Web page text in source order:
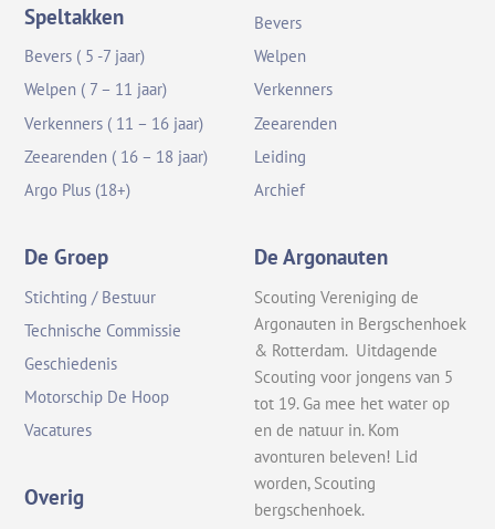
Speltakken
Bevers ( 5 -7 jaar)
Welpen ( 7 – 11 jaar)
Verkenners ( 11 – 16 jaar)
Zeearenden ( 16 – 18 jaar)
Argo Plus (18+)
Bevers
Welpen
Verkenners
Zeearenden
Leiding
Archief
De Groep
Stichting / Bestuur
Technische Commissie
Geschiedenis
Motorschip De Hoop
Vacatures
Overig
De Argonauten
Scouting Vereniging de
Argonauten in Bergschenhoek
& Rotterdam. Uitdagende
Scouting voor jongens van 5
tot 19. Ga mee het water op
en de natuur in. Kom
avonturen beleven! Lid
worden, Scouting
bergschenhoek.